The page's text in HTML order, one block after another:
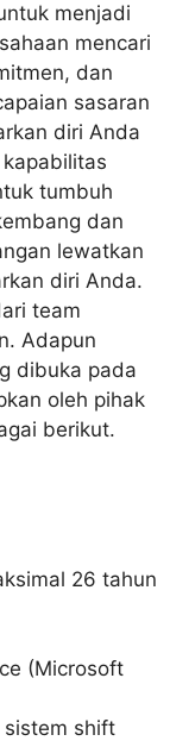
menjadi
mencari
dan
sasaran
diri Anda
tumbuh
dan
lewatkan
diri Anda.
team
Adapun
dibuka pada
oleh pihak
berikut.
26 tahun
(Microsoft
sistem shift